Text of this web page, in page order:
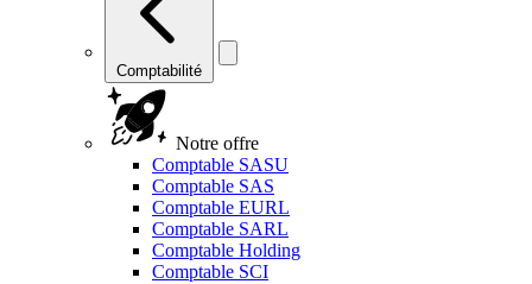
Comptabilité
Notre offre
Comptable SASU
Comptable SAS
Comptable EURL
Comptable SARL
Comptable Holding
Comptable SCI